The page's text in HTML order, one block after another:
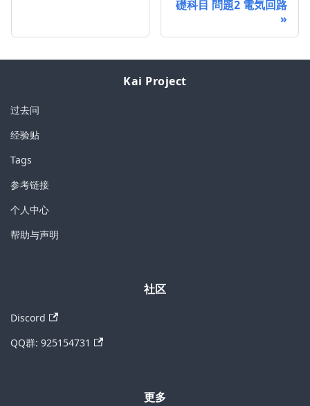
礎科目 問題2 電気回路
Kai Project
过去问
经验贴
Tags
参考链接
个人中心
帮助与声明
社区
Discord
QQ群: 925154731
更多